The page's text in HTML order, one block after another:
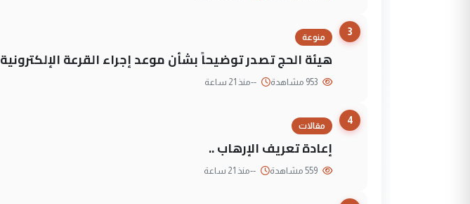
3
منوعة
هيئة الحج تصدر توضيحاً بشأن موعد إجراء القرعة الإلكترونية
--منذ 21 ساعة
4
مقالات
إعادة تعريف الإرهاب ..
--منذ 21 ساعة